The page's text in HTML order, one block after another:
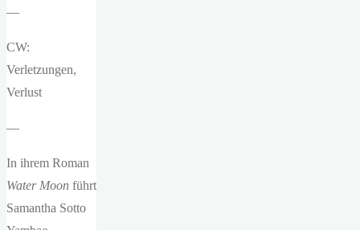
—
CW:
Verletzungen,
Verlust
—
In ihrem Roman
Water Moon führt
Samantha Sotto